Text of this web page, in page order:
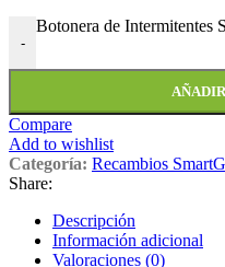
-
Botonera de Intermitentes
Compare
Add to wishlist
Categoría: Recambios
Share:
Descripción
Información adicional
Valoraciones (0)